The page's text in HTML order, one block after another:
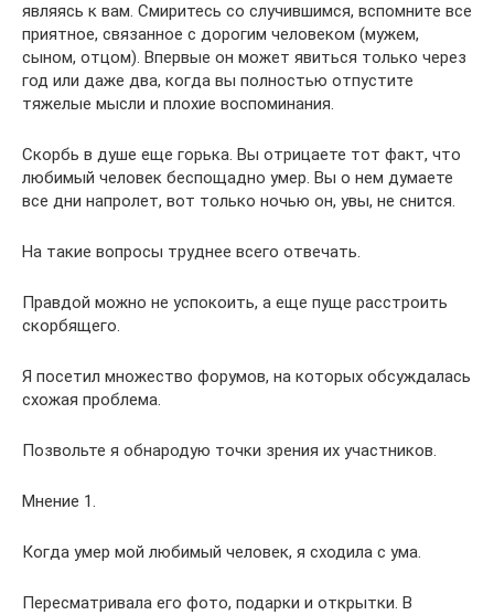
являясь к вам. Смиритесь со случившимся, вспомните все
приятное, связанное с дорогим человеком (мужем,
сыном, отцом). Впервые он может явиться только через
год или даже два, когда вы полностью отпустите
тяжелые мысли и плохие воспоминания.
Скорбь в душе еще горька. Вы отрицаете тот факт, что
любимый человек беспощадно умер. Вы о нем думаете
все дни напролет, вот только ночью он, увы, не снится.
На такие вопросы труднее всего отвечать.
Правдой можно не успокоить, а еще пуще расстроить
скорбящего.
Я посетил множество форумов, на которых обсуждалась
схожая проблема.
Позвольте я обнародую точки зрения их участников.
Мнение 1.
Когда умер мой любимый человек, я сходила с ума.
Пересматривала его фото, подарки и открытки. В